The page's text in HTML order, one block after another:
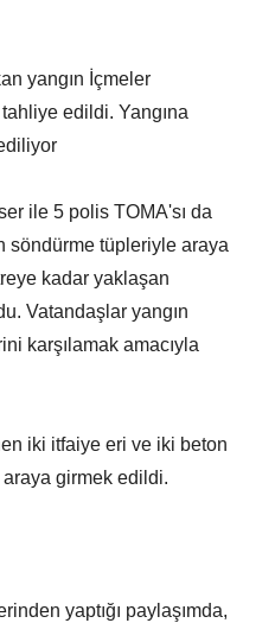
yangın İçmeler
edildi. Yangına
ile 5 polis TOMA'sı da
söndürme tüpleriyle araya
kadar yaklaşan
Vatandaşlar yangın
karşılamak amacıyla
iki itfaiye eri ve iki beton
girmek edildi.
yaptığı paylaşımda,